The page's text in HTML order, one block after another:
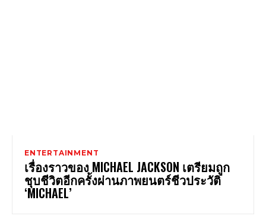
ENTERTAINMENT
เรื่องราวของ MICHAEL JACKSON เตรียมถูก
ชุบชีวิตอีกครั้งผ่านภาพยนตร์ชีวประวัติ
‘MICHAEL’